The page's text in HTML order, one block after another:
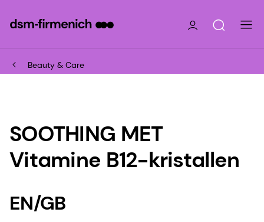
Beauty & Care
SOOTHING MET
Vitamine B12-kristallen
EN/GB